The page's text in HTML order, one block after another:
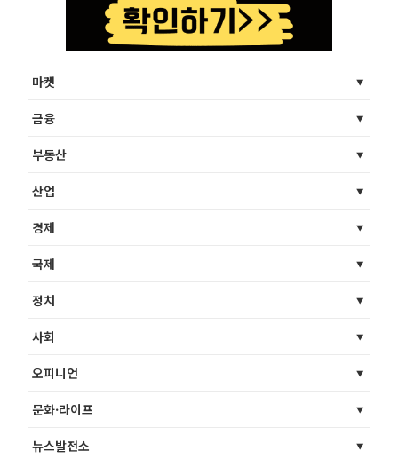
마켓
금융
부동산
산업
경제
국제
정치
사회
오피니언
문화·라이프
뉴스발전소